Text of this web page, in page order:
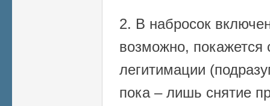
2. В набросок
возможно,
легитимации
пока – лишь снятие